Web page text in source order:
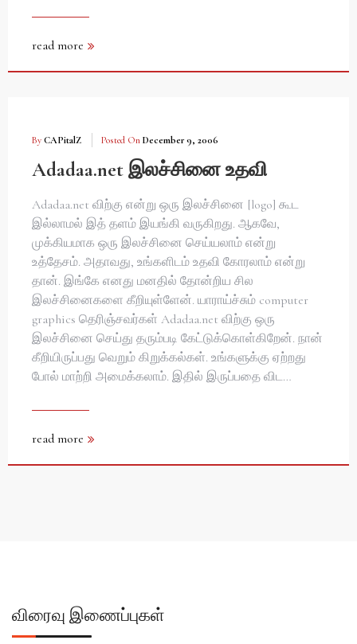
read more
By CAPitalZ Posted On December 9, 2006
Adadaa.net இலச்சினை உதவி
Adadaa.net விற்கு என்று ஒரு இலச்சினை [logo] கூட
இல்லாமல் இத் தளம் இயங்கி வருகிறது. ஆகவே,
முக்கியமாக ஒரு இலச்சினை செய்யலாம் என்று
உத்தேசம். அதாவது, உங்களிடம் உதவி கோரலாம் என்று
தான். இங்கே எனது மனதில் தோன்றிய சில
இலச்சினைகளை கீறியுள்ளேன். யாராய்ச்சும் computer
graphics தெரிஞ்சவர்கள் Adadaa.net விற்கு ஒரு
இலச்சினை செய்து தரும்படி கேட்டுக்கொள்கிறேன். நான்
கீறியிருப்பது வெறும் கிறுக்கல்கள். உங்களுக்கு ஏற்றது
போல் மாற்றி அமைக்கலாம். இதில் இருப்பதை விட…
read more
விரைவு இணைப்புகள்